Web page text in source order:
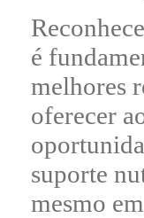
é
melhores
oferecer
suporte
mesmo